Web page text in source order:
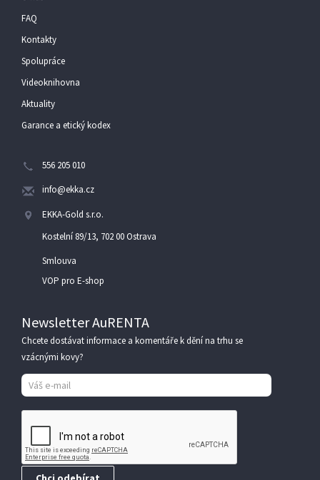
FAQ
Kontakty
Spolupráce
Videoknihovna
Aktuality
Garance a etický kodex
556 205 010
info@ekka.cz
EKKA-Gold s.r.o.
Kostelní 89/13, 702 00 Ostrava
Smlouva
VOP pro E-shop
Newsletter AuRENTA
Chcete dostávat informace a komentáře k dění na trhu se
vzácnými kovy?